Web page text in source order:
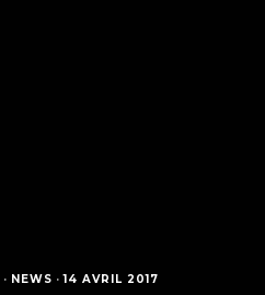
· NEWS · 14 AVRIL 2017